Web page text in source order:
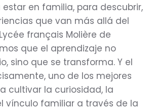
estar en familia, para descubrir,
que van más allá del
français Molière de
que el aprendizaje no
sino que se transforma. Y el
uno de los mejores
cultivar la curiosidad, la
vínculo familiar a través de la